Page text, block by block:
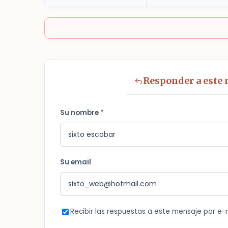
Responder a este
Su nombre *
Su email
Recibir las respuestas a este mensaje por e-